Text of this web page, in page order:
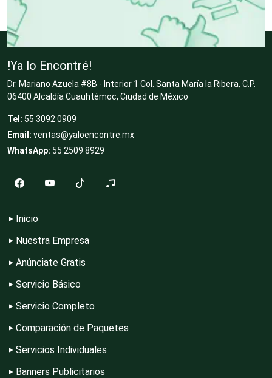
Clubes Deportivos
Cocinas Integrales
Combustibles y Lubricantes
Compresores de aire
Construcciones en General
Contadores
!Ya lo Encontré!
Dr. Mariano Azuela #8B - Interior 1 Col. Santa María la Ribera, C.P.
06400 Alcaldía Cuauhtémoc, Ciudad de México
Tel: 55 3092 0909
Email: ventas@yaloencontre.mx
WhatsApp: 55 2509 8929
Inicio
Nuestra Empresa
Anúnciate Gratis
Servicio Básico
Servicio Completo
Comparación de Paquetes
Servicios Individuales
Banners Publicitarios